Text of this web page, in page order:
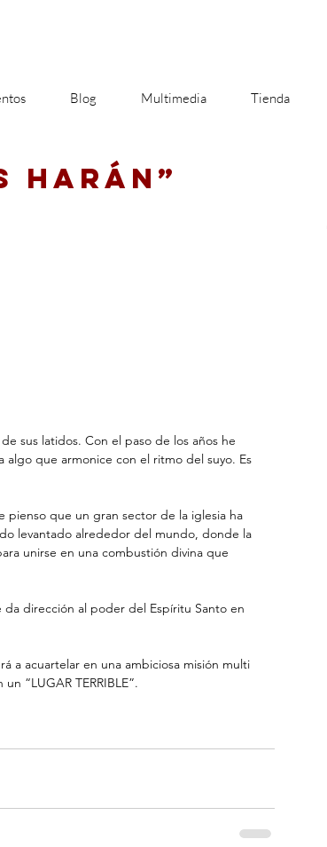
Blog Multimedia Tienda
HARÁN”
sus latidos. Con el paso de los años he
algo que armonice con el ritmo del suyo. Es
pienso que un gran sector de la iglesia ha
levantado alrededor del mundo, donde la
unirse en una combustión divina que
da dirección al poder del Espíritu Santo en
a acuartelar en una ambiciosa misión multi
“LUGAR TERRIBLE”.